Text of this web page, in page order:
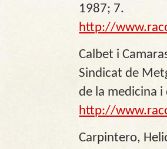
1987; 7.
http://
Calbet i
Sindicat de
de la medicina
http://
Carpintero,